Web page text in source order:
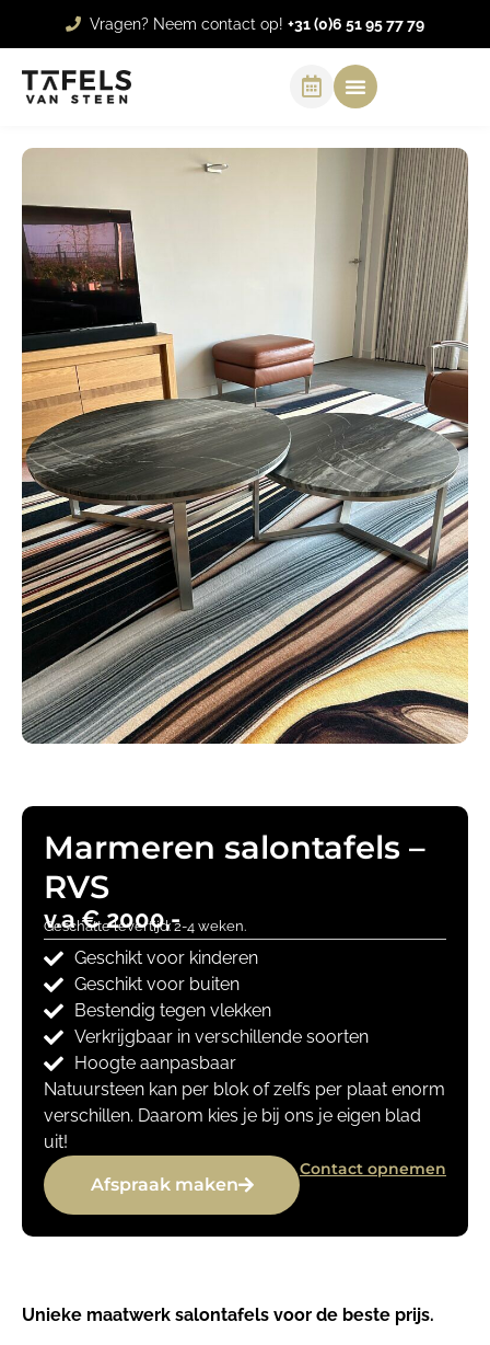
Vragen? Neem contact op!+31 (0)6 51 95 77 79
Marmeren salontafels –
RVS
v.a € 2000,-
Geschatte levertijd: 2-4 weken.
Geschikt voor kinderen
Geschikt voor buiten
Bestendig tegen vlekken
Verkrijgbaar in verschillende soorten
Hoogte aanpasbaar
Natuursteen kan per blok of zelfs per plaat enorm
verschillen. Daarom kies je bij ons je eigen blad
uit!
Afspraak maken
Contact opnemen
Unieke maatwerk salontafels voor de beste prijs.